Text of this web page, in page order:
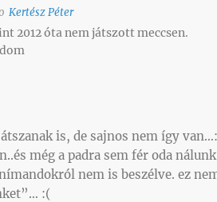
Kertész Péter
2012 óta nem játszott meccsen.
is, de sajnos nem így
még a padra sem fér oda
nem is beszélve. ez
:(